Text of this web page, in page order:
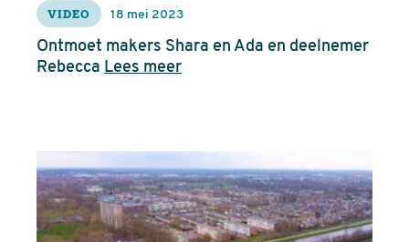
VIDEO 18 mei 2023
Ontmoet makers Shara en Ada en deelnemer
Rebecca Lees meer